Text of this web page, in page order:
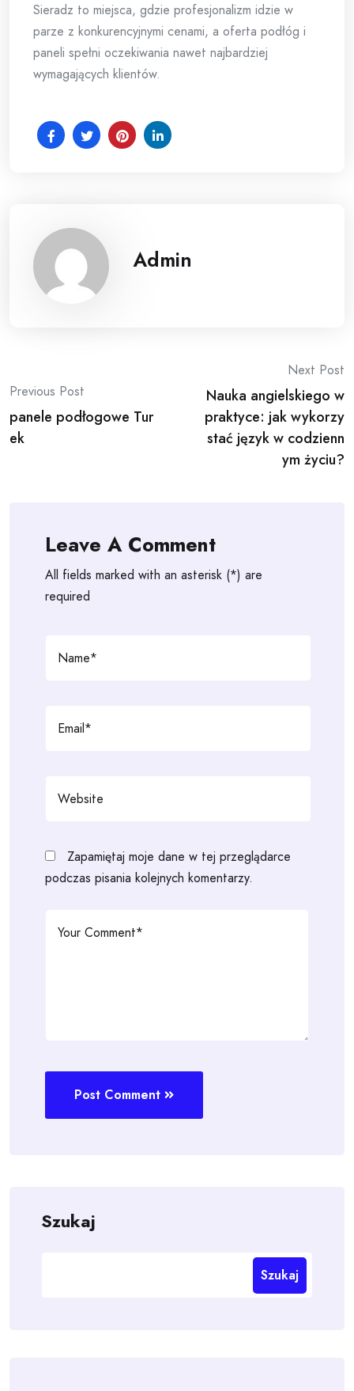
Sieradz to miejsca, gdzie profesjonalizm idzie w
parze z konkurencyjnymi cenami, a oferta podłóg i
paneli spełni oczekiwania nawet najbardziej
wymagających klientów.
Admin
Post
navigation
Previous Post
panele podłogowe Tur
ek
Next Post
Nauka angielskiego w
praktyce: jak wykorzy
stać język w codzienn
ym życiu?
Leave A Comment
All fields marked with an asterisk (*) are
required
Zapamiętaj moje dane w tej przeglądarce
podczas pisania kolejnych komentarzy.
Post Comment
Szukaj
Szukaj